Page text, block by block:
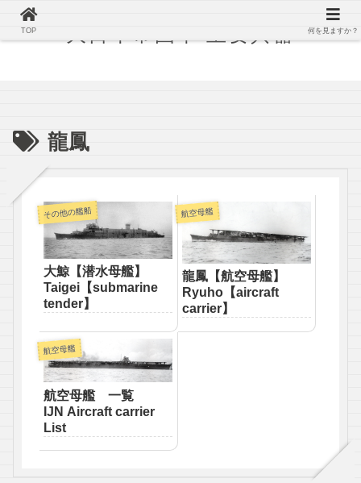
龍鳳
その他の艦船
大鯨【潜水母艦】
Taigei【submarine
tender】
航空母艦
龍鳳【航空母艦】
Ryuho【aircraft
carrier】
航空母艦
航空母艦 一覧
IJN Aircraft carrier
List
TOP 何を見ますか？